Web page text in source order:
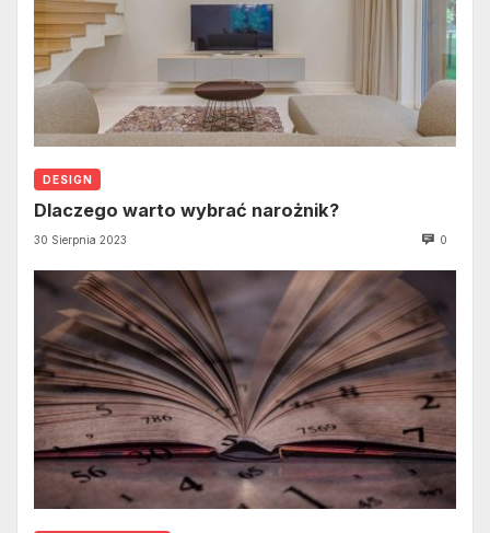
DESIGN
Dlaczego warto wybrać narożnik?
30 Sierpnia 2023 0